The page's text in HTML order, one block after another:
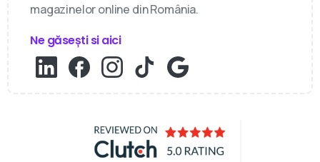
magazinelor online din România.
Ne găsești si aici